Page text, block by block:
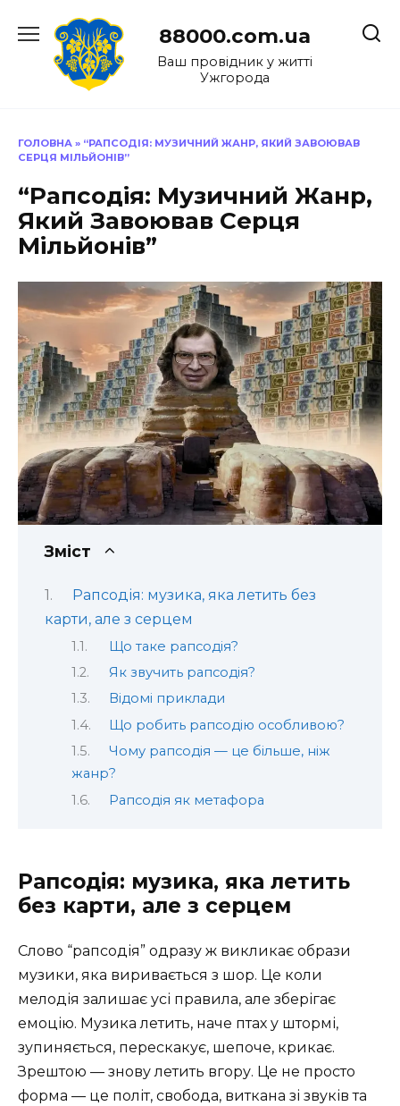
до
88000.com.ua
Ваш провідник у житті
Ужгорода
ГОЛОВНА » “РАПСОДІЯ: МУЗИЧНИЙ ЖАНР, ЯКИЙ ЗАВОЮВАВ
СЕРЦЯ МІЛЬЙОНІВ”
“Рапсодія: Музичний Жанр,
Який Завоював Серця
Мільйонів”
Зміст
Рапсодія: музика, яка летить без
карти, але з серцем
Що таке рапсодія?
Як звучить рапсодія?
Відомі приклади
Що робить рапсодію особливою?
Чому рапсодія — це більше, ніж
жанр?
Рапсодія як метафора
Рапсодія: музика, яка летить
без карти, але з серцем
Слово “рапсодія” одразу ж викликає образи
музики, яка виривається з шор. Це коли
мелодія залишає усі правила, але зберігає
емоцію. Музика летить, наче птах у штормі,
зупиняється, перескакує, шепоче, крикає.
Зрештою — знову летить вгору. Це не просто
форма — це політ, свобода, виткана зі звуків та